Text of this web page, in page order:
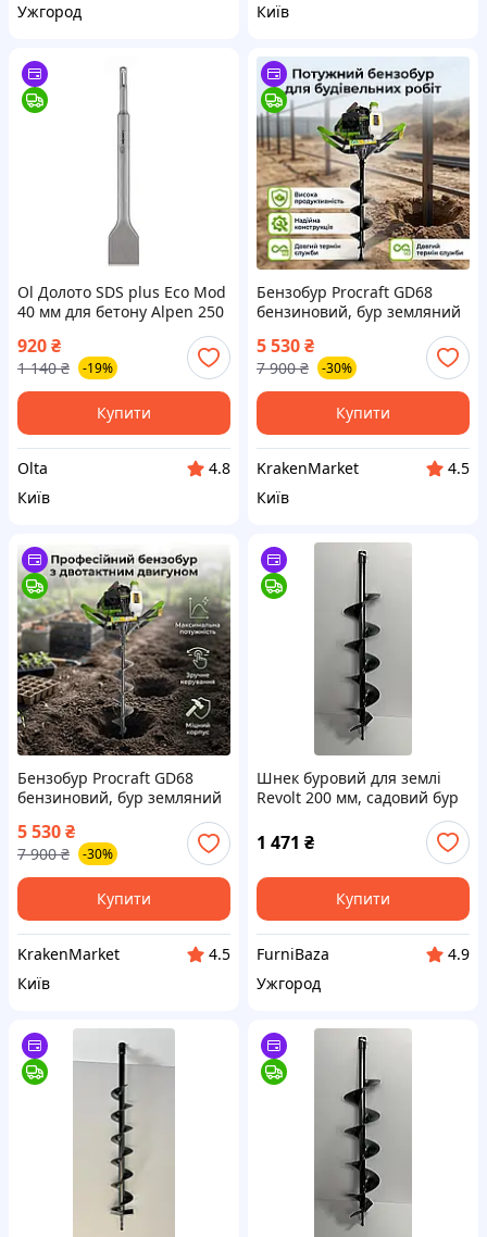
Ужгород
Київ
Ol Долото SDS plus Eco Mod
40 мм для бетону Alpen 250
для каменю бур для ручної
TOP22-G
920₴
1 140 ₴ -19%
Купити
Olta
4.8
Київ
Бензобур Procraft GD68
бензиновий, бур земляний
двигуном 62 куб. см та 9000
об хв для дому і дачі
5 530₴
7 900 ₴ -30%
Купити
KrakenMarket
4.5
Київ
Бензобур Procraft GD68
бензиновий, бур земляний
ручний для землі з 9000 об
хв та ємністю бака 1.2 л для
дому і дачі
5 530₴
7 900 ₴ -30%
Купити
KrakenMarket
4.5
Київ
Шнек буровий для землі
Revolt 200 мм, садовий бур
стовпів
1 471 ₴
Купити
FurniBaza
4.9
Ужгород